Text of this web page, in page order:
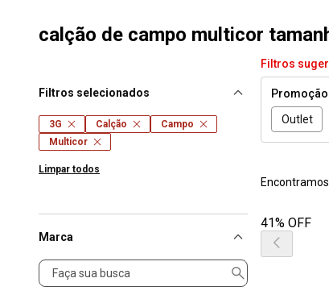
calção de campo multicor
Filtros selecionados
3G Calção
Campo
Multicor
Limpar todos
Marca
Marca
Filtros
Promoção
Outlet
41% OFF